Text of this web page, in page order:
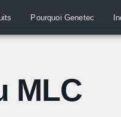
Pourquoi Genetec
MLC